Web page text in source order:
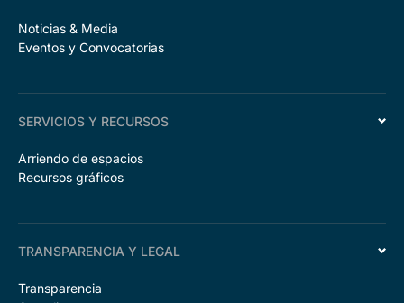
Noticias & Media
Eventos y Convocatorias
SERVICIOS Y RECURSOS
Arriendo de espacios
Recursos gráficos
TRANSPARENCIA Y LEGAL
Transparencia